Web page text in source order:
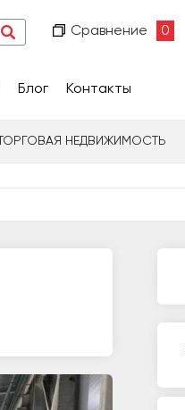
Сравнение 0
Блог Контакты
ТОРГОВАЯ НЕДВИЖИМОСТЬ